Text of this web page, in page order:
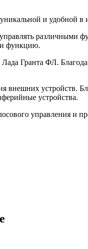
и удобной в
различными
функцию.
Лада Гранта ФЛ.
внешних устройств.
устройства.
управления и